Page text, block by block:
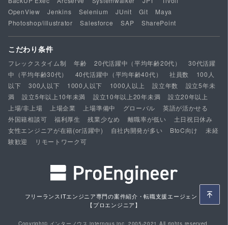
OpenView
Jenkins Selenium JUnit Git
Maya
Photoshop/illustrator
Salesforce SAP SharePoint
こだわり条件
フレックスタイム制 年齢 20代活躍中（平均年齢20代）
30代活躍
中（平均年齢30代）
40代活躍中（平均年齢40代） 社員数
100人
以下
300人以下 1000人以下 1000人以上 設立年数
設立5年未
満
設立5年以上10年未満 設立10年以上20年未満
設立20年以上
上場/非上場
上場企業 上場準備中 グローバル
英語が活かせる
外国籍相談可
福利厚生 残業少なめ 離職率が低い
土日祝日休み
女性エンジニアが在籍(or活躍中)
自社内開発が多い BtoC向け
未経
験歓迎
リモートワーク可
フリーランスITエンジニア専門の案件紹介・転職支援エージェント
【プロエンジニア】